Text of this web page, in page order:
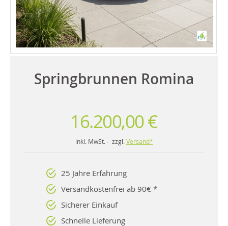
Springbrunnen Romina
16.200,00 €
inkl. MwSt. - zzgl. Versand*
25 Jahre Erfahrung
Versandkostenfrei ab 90€ *
Sicherer Einkauf
Schnelle Lieferung